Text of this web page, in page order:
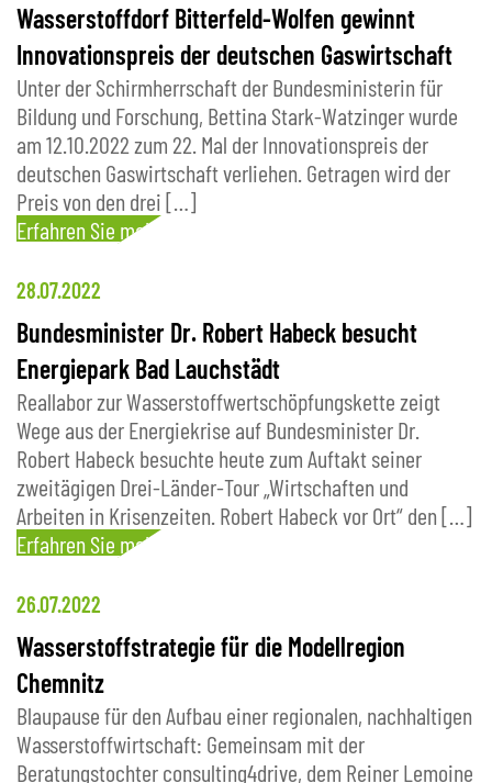
Wasserstoffdorf Bitterfeld-Wolfen gewinnt
Innovationspreis der deutschen Gaswirtschaft
Unter der Schirmherrschaft der Bundesministerin für
Bildung und Forschung, Bettina Stark-Watzinger wurde
am 12.10.2022 zum 22. Mal der Innovationspreis der
deutschen Gaswirtschaft verliehen. Getragen wird der
Preis von den drei […]
Erfahren Sie mehr
28.07.2022
Bundesminister Dr. Robert Habeck besucht
Energiepark Bad Lauchstädt
Reallabor zur Wasserstoffwertschöpfungskette zeigt
Wege aus der Energiekrise auf Bundesminister Dr.
Robert Habeck besuchte heute zum Auftakt seiner
zweitägigen Drei-Länder-Tour „Wirtschaften und
Arbeiten in Krisenzeiten. Robert Habeck vor Ort“ den […]
Erfahren Sie mehr
26.07.2022
Wasserstoffstrategie für die Modellregion
Chemnitz
Blaupause für den Aufbau einer regionalen, nachhaltigen
Wasserstoffwirtschaft: Gemeinsam mit der
Beratungstochter consulting4drive, dem Reiner Lemoine